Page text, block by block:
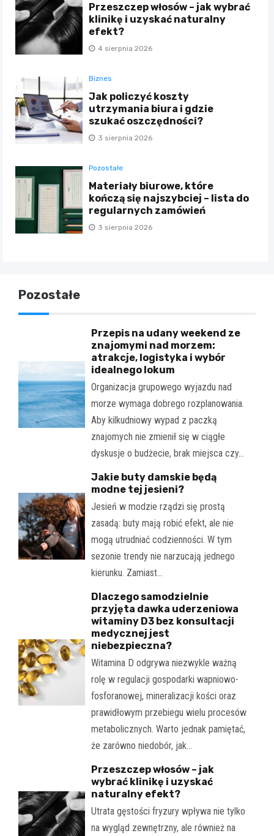
Przeszczep włosów – jak wybrać
klinikę i uzyskać naturalny
efekt?
4 sierpnia 2026
Biznes
Jak policzyć koszty
utrzymania biura i gdzie
szukać oszczędności?
3 sierpnia 2026
Pozostałe
Materiały biurowe, które
kończą się najszybciej – lista do
regularnych zamówień
3 sierpnia 2026
Pozostałe
Przepis na udany weekend ze
znajomymi nad morzem:
atrakcje, logistyka i wybór
idealnego lokum
Organizacja grupowego wyjazdu nad
morze wymaga dobrego rozplanowania.
Aby kilkudniowy wypad z paczką
znajomych nie zmienił się w ciągłe
dyskusje o budżecie, brak miejsca czy…
Jakie buty damskie będą
modne tej jesieni?
Jesień w modzie rządzi się prostą
zasadą: buty mają robić efekt, ale nie
mogą utrudniać codzienności. W tym
sezonie trendy nie narzucają jednego
kierunku. Zamiast…
Dlaczego samodzielnie
przyjęta dawka uderzeniowa
witaminy D3 bez konsultacji
medycznej jest
niebezpieczna?
Witamina D odgrywa niezwykle ważną
rolę w regulacji gospodarki wapniowo-
fosforanowej, mineralizacji kości oraz
prawidłowym przebiegu wielu procesów
metabolicznych. Warto jednak pamiętać,
że zarówno niedobór, jak…
Przeszczep włosów – jak
wybrać klinikę i uzyskać
naturalny efekt?
Utrata gęstości fryzury wpływa nie tylko
na wygląd zewnętrzny, ale również na